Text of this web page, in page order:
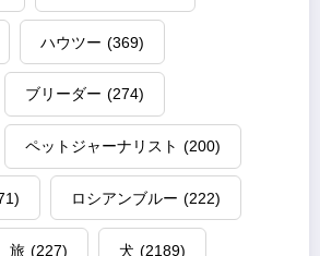
ハウツー (369)
ブリーダー (274)
ペットジャーナリスト (200)
ロシアンブルー (222)
旅 (227) 犬 (2189)